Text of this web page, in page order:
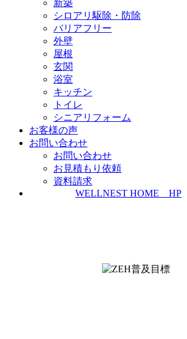
新築
シロアリ駆除・防除
バリアフリー
外壁
屋根
玄関
浴室
キッチン
トイレ
シニアリフォーム
お客様の声
お問い合わせ
お問い合わせ
お見積もり依頼
資料請求
WELLNEST HOME HP